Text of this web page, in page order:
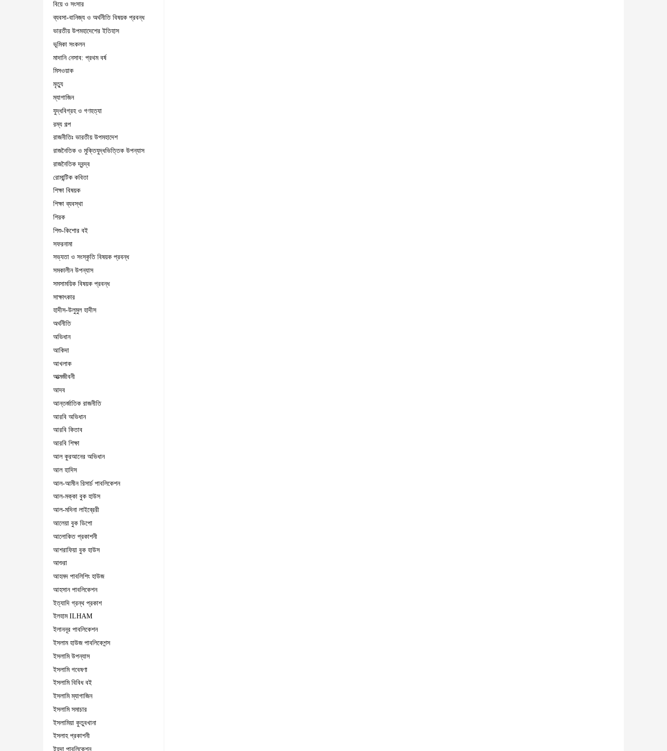
বিয়ে ও সংসার
ব্যবসা-বানিজ্য ও অর্থনীতি বিষয়ক প্রবন্ধ
ভারতীয় উপমহাদেশের ইতিহাস
ভূমিকা সংকলন
মাদানি নেসাব: প্রথম বর্ষ
মিসওয়াক
মৃত্যু
ম্যাগাজিন
যুদ্ধবিগ্রহ ও গণহত্যা
রম্য গল্প
রাজনীতিঃ ভারতীয় উপমহাদেশ
রাজনৈতিক ও মুক্তিযুদ্ধভিত্তিক উপন্যাস
রাজনৈতিক দ্বন্দ্ব
রোমান্টিক কবিতা
শিক্ষা বিষয়ক
শিক্ষা ব্যবস্থা
শিরক
শিশু-কিশোর বই
সফরনামা
সভ্যতা ও সংস্কৃতি বিষয়ক প্রবন্ধ
সমকালীন উপন্যাস
সমসাময়িক বিষয়ক প্রবন্ধ
সাক্ষাৎকার
হাদীস-উলুমুল হাদীস
অর্থনীতি
অভিধান
আকিদা
আখলাক
আত্মজীবনী
আদব
আন্তর্জাতিক রাজনীতি
আরবি অভিধান
আরবি কিতাব
আরবি শিক্ষা
আল কুরআনের অভিধান
আল হাদিস
আল-আমীন রিসার্চ পাবলিকেশন
আল-মক্কা বুক হাউস
আল-মদিনা লাইব্রেরী
আলেয়া বুক ডিপো
আলোকিত প্রকাশনী
আশরাফিয়া বুক হাউস
আশুরা
আহমদ পাবলিশিং হাউজ
আহসান পাবলিকেশন
ইত্যাদি গ্রন্থ প্রকাশ
ইলহাম ILHAM
ইলাননূর পাবলিকেশন
ইসলাম হাউজ পাবলিকেশন্স
ইসলামি উপন্যাস
ইসলামি গবেষণা
ইসলামি বিবিধ বই
ইসলামি ম্যাগাজিন
ইসলামি সমাচার
ইসলামিয়া কুতুবখানা
ইসলাহ প্রকাশনী
ইহদা পাবলিকেশন